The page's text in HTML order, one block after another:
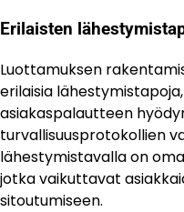
Erilaisten
Luottamuksen
erilaisia
asiakaspalautteen
turvallisuusprotokollien
lähestymistavalla on
jotka vaikuttavat
sitoutumiseen.